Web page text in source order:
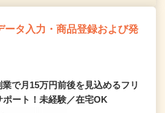
ータ入力・商品登録および発
業で月15万円前後を見込めるフリ
ート！未経験／在宅OK